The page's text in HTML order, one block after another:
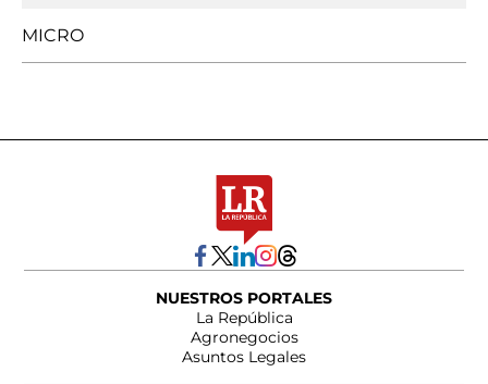
MICRO
NUESTROS PORTALES
La República
Agronegocios
Asuntos Legales